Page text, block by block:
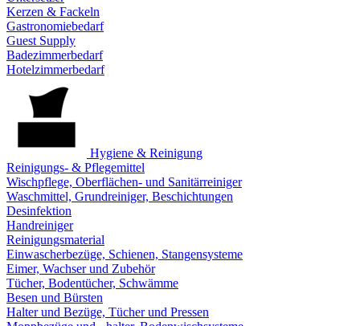
Kerzen & Fackeln
Gastronomiebedarf
Guest Supply
Badezimmerbedarf
Hotelzimmerbedarf
Hygiene & Reinigung
Reinigungs- & Pflegemittel
Wischpflege, Oberflächen- und Sanitärreiniger
Waschmittel, Grundreiniger, Beschichtungen
Desinfektion
Handreiniger
Reinigungsmaterial
Einwascherbezüge, Schienen, Stangensysteme
Eimer, Wachser und Zubehör
Tücher, Bodentücher, Schwämme
Besen und Bürsten
Halter und Bezüge, Tücher und Pressen